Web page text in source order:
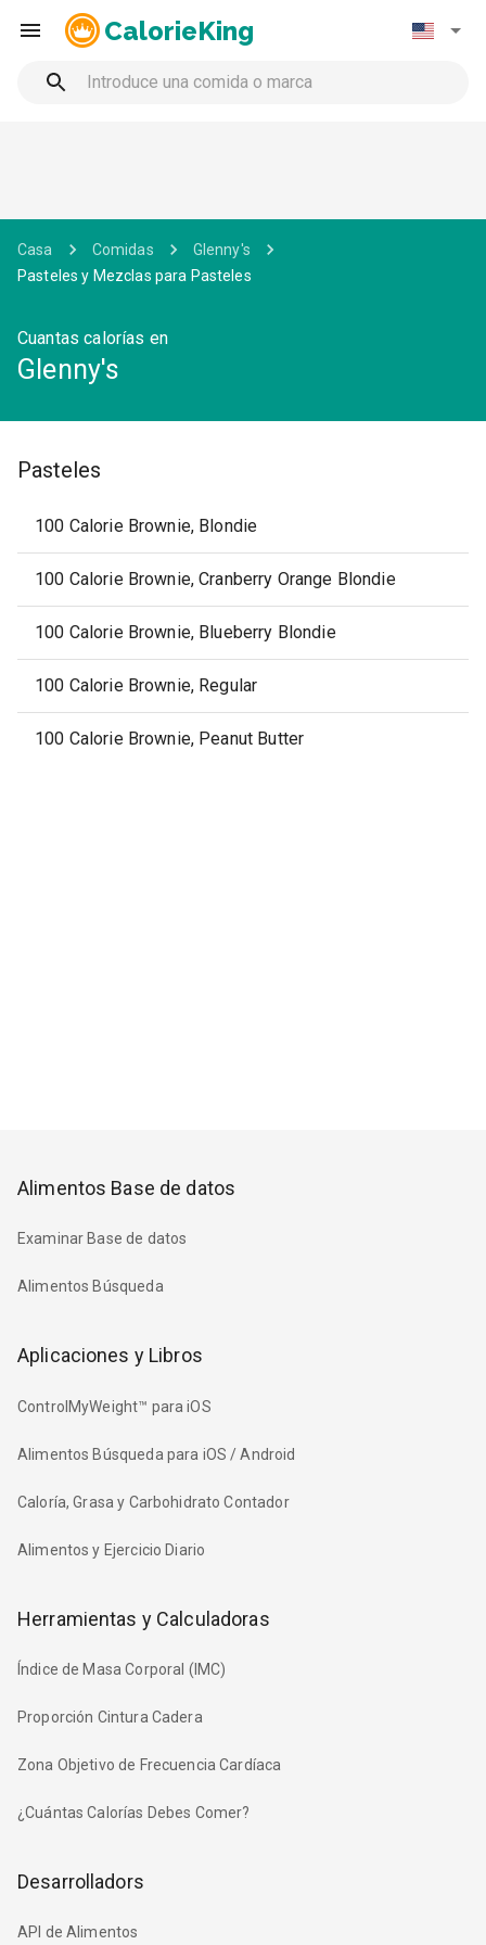
CalorieKing
Casa Comidas
Glenny's
Pasteles y Mezclas para Pasteles
Cuantas calorías en
Glenny's
Pasteles
100 Calorie Brownie, Blondie
100 Calorie Brownie, Cranberry Orange Blondie
100 Calorie Brownie, Blueberry Blondie
100 Calorie Brownie, Regular
100 Calorie Brownie, Peanut Butter
Alimentos Base de datos
Examinar Base de datos
Alimentos Búsqueda
Aplicaciones y Libros
ControlMyWeight™ para iOS
Alimentos Búsqueda para iOS / Android
Caloría, Grasa y Carbohidrato Contador
Alimentos y Ejercicio Diario
Herramientas y Calculadoras
Índice de Masa Corporal (IMC)
Proporción Cintura Cadera
Zona Objetivo de Frecuencia Cardíaca
¿Cuántas Calorías Debes Comer?
Desarrolladors
API de Alimentos